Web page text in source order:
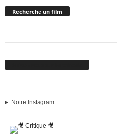
Recherche un film
Notre Instagram